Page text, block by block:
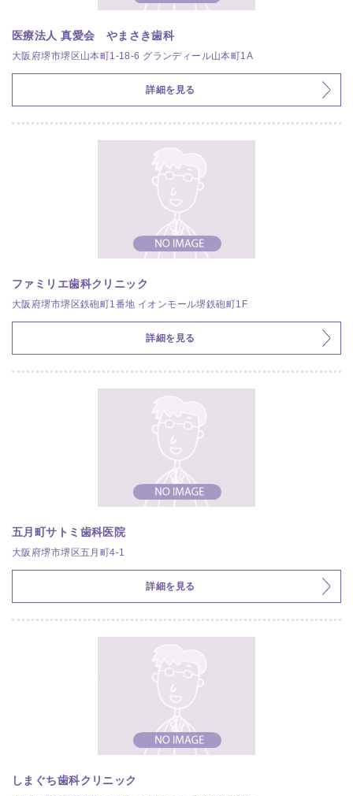
医療法人 真愛会 やまさき歯科
大阪府堺市堺区山本町1-18-6 グランディール山本町1A
詳細を見る
ファミリエ歯科クリニック
大阪府堺市堺区鉄砲町1番地 イオンモール堺鉄砲町1F
詳細を見る
五月町サトミ歯科医院
大阪府堺市堺区五月町4-1
詳細を見る
しまぐち歯科クリニック